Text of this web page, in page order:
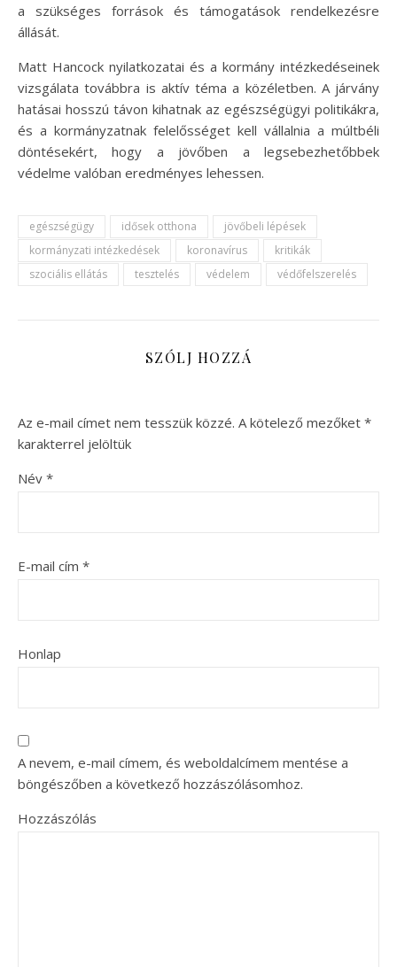
a szükséges források és támogatások rendelkezésre
állását.
Matt Hancock nyilatkozatai és a kormány intézkedéseinek
vizsgálata továbbra is aktív téma a közéletben. A járvány
hatásai hosszú távon kihatnak az egészségügyi politikákra,
és a kormányzatnak felelősséget kell vállalnia a múltbéli
döntésekért, hogy a jövőben a legsebezhetőbbek
védelme valóban eredményes lehessen.
egészségügy idősek otthona
jövőbeli lépések
kormányzati intézkedések
koronavírus
kritikák
szociális ellátás
tesztelés védelem védőfelszerelés
SZÓLJ HOZZÁ
Az e-mail címet nem tesszük közzé. A kötelező mezőket *
karakterrel jelöltük
Név *
E-mail cím *
Honlap
A nevem, e-mail címem, és weboldalcímem mentése a
böngészőben a következő hozzászólásomhoz.
Hozzászólás